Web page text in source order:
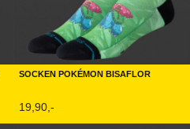
Socken Pokémon Bisaflor
19,90,-